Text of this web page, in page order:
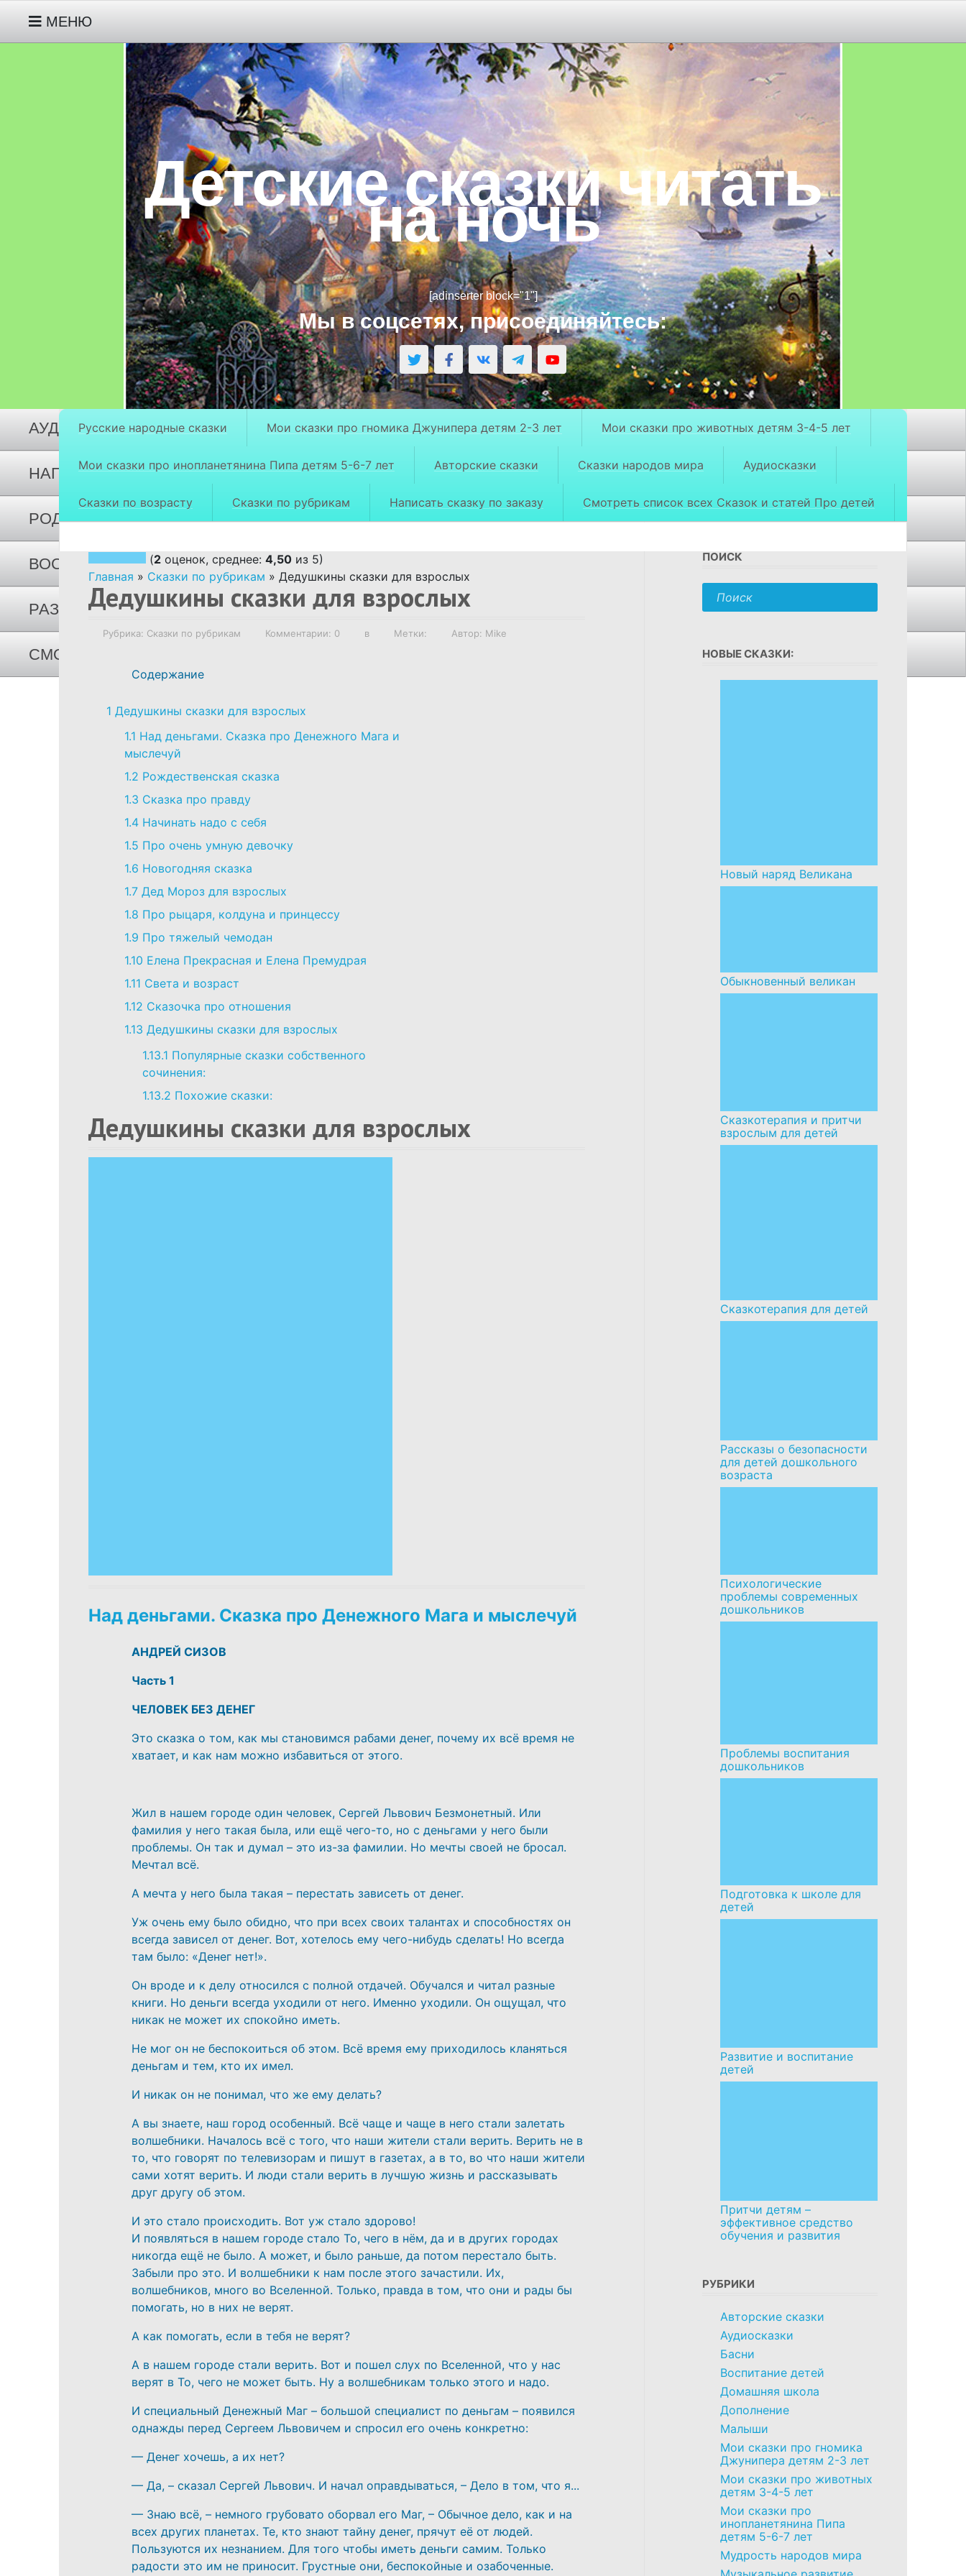
МЕНЮ
РУССКИЕ НАРОДНЫЕ СКАЗКИ
МОИ СКАЗКИ ПРО ГНОМИКА ДЖУНИПЕРА ДЕТЯМ 2-3 ЛЕТ
МОИ СКАЗКИ ПРО ЖИВОТНЫХ ДЕТЯМ 3-4-5 ЛЕТ
МОИ СКАЗКИ ПРО ИНОПЛАНЕТЯНИНА ПИПА ДЕТЯМ 5-6-7 ЛЕТ
АВТОРСКИЕ СКАЗКИ
СКАЗКИ НАРОДОВ МИРА
СКАЗКИ ПО ВОЗРАСТУ
СКАЗКИ ПО РУБРИКАМ
АУДИОСКАЗКИ
НАПИСАТЬ СКАЗКУ ПО ЗАКАЗУ
РОДИТЕЛЯМ О ДЕТЯХ
ВОСПИТАНИЕ ДЕТЕЙ
РАЗВИТИЕ ДЕТЕЙ
СМОТРЕТЬ СПИСОК ВСЕХ СКАЗОК И СТАТЕЙ ПРО ДЕТЕЙ
Детские сказки читать
на ночь
[adinserter block="1"]
Мы в соцсетях, присоединяйтесь:
Русские народные сказки Мои сказки про гномика Джунипера детям 2-3 лет Мои сказки про животных детям 3-4-5 лет
Мои сказки про инопланетянина Пипа детям 5-6-7 лет Авторские сказки Сказки народов мира Аудиосказки
Сказки по возрасту Сказки по рубрикам Написать сказку по заказу Смотреть список всех Сказок и статей Про детей
(2оценок, среднее: 4,50из 5)
Главная » Сказки по рубрикам » Дедушкины сказки для взрослых
Дедушкины сказки для взрослых
Рубрика: Сказки по рубрикам Комментарии: 0 в Метки: Автор: Mike
Содержание
1 Дедушкины сказки для взрослых
1.1 Над деньгами. Сказка про Денежного Мага и
мыслечуй
1.2 Рождественская сказка
1.3 Сказка про правду
1.4Начинать надо с себя
1.5 Про очень умную девочку
1.6 Новогодняя сказка
1.7Дед Мороз для взрослых
1.8 Про рыцаря, колдуна и принцессу
1.9 Про тяжелый чемодан
1.10 Елена Прекрасная и Елена Премудрая
1.11 Света и возраст
1.12 Сказочка про отношения
1.13 Дедушкины сказки для взрослых
1.13.1 Популярные сказки собственного
сочинения:
1.13.2 Похожие сказки:
Дедушкины сказки для взрослых
Над деньгами. Сказка про Денежного Мага и мыслечуй
АНДРЕЙ СИЗОВ
Часть 1
ЧЕЛОВЕК БЕЗ ДЕНЕГ
Это сказка о том, как мы становимся рабами денег, почему их всё время не
хватает, и как нам можно избавиться от этого.
Жил в нашем городе один человек, Сергей Львович Безмонетный. Или
фамилия у него такая была, или ещё чего-то, но с деньгами у него были
проблемы. Он так и думал – это из-за фамилии. Но мечты своей не бросал.
Мечтал всё.
А мечта у него была такая – перестать зависеть от денег.
Уж очень ему было обидно, что при всех своих талантах и способностях он
всегда зависел от денег. Вот, хотелось ему чего-нибудь сделать! Но всегда
там было: «Денег нет!».
Он вроде и к делу относился с полной отдачей. Обучался и читал разные
книги. Но деньги всегда уходили от него. Именно уходили. Он ощущал, что
никак не может их спокойно иметь.
Не мог он не беспокоиться об этом. Всё время ему приходилось кланяться
деньгам и тем, кто их имел.
И никак он не понимал, что же ему делать?
А вы знаете, наш город особенный. Всё чаще и чаще в него стали залетать
волшебники. Началось всё с того, что наши жители стали верить. Верить не в
то, что говорят по телевизорам и пишут в газетах, а в то, во что наши жители
сами хотят верить. И люди стали верить в лучшую жизнь и рассказывать
друг другу об этом.
И это стало происходить. Вот уж стало здорово!
И появляться в нашем городе стало То, чего в нём, да и в других городах
никогда ещё не было. А может, и было раньше, да потом перестало быть.
Забыли про это. И волшебники к нам после этого зачастили. Их,
волшебников, много во Вселенной. Только, правда в том, что они и рады бы
помогать, но в них не верят.
А как помогать, если в тебя не верят?
А в нашем городе стали верить. Вот и пошел слух по Вселенной, что у нас
верят в То, чего не может быть. Ну а волшебникам только этого и надо.
И специальный Денежный Маг – большой специалист по деньгам – появился
однажды перед Сергеем Львовичем и спросил его очень конкретно:
— Денег хочешь, а их нет?
— Да, – сказал Сергей Львович. И начал оправдываться, – Дело в том, что я...
— Знаю всё, – немного грубовато оборвал его Маг, – Обычное дело, как и на
всех других планетах. Те, кто знают тайну денег, прячут её от людей.
Пользуются их незнанием. Для того чтобы иметь деньги самим. Только
радости это им не приносит. Грустные они, беспокойные и озабоченные.
ПОИСК
НОВЫЕ СКАЗКИ:
Новый наряд Великана
Обыкновенный великан
Сказкотерапия и притчи
взрослым для детей
Сказкотерапия для детей
Рассказы о безопасности
для детей дошкольного
возраста
Психологические
проблемы современных
дошкольников
Проблемы воспитания
дошкольников
Подготовка к школе для
детей
Развитие и воспитание
детей
Притчи детям –
эффективное средство
обучения и развития
РУБРИКИ
Авторские сказки
Аудиосказки
Басни
Воспитание детей
Домашняя школа
Дополнение
Малыши
Мои сказки про гномика
Джунипера детям 2-3 лет
Мои сказки про животных
детям 3-4-5 лет
Мои сказки про
инопланетянина Пипа
детям 5-6-7 лет
Мудрость народов мира